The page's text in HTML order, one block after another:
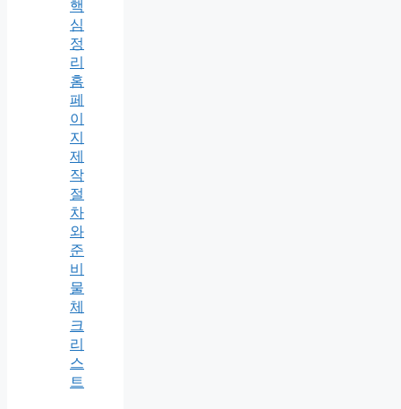
핵
심
정
리
홈
페
이
지
제
작
절
차
와
준
비
물
체
크
리
스
트